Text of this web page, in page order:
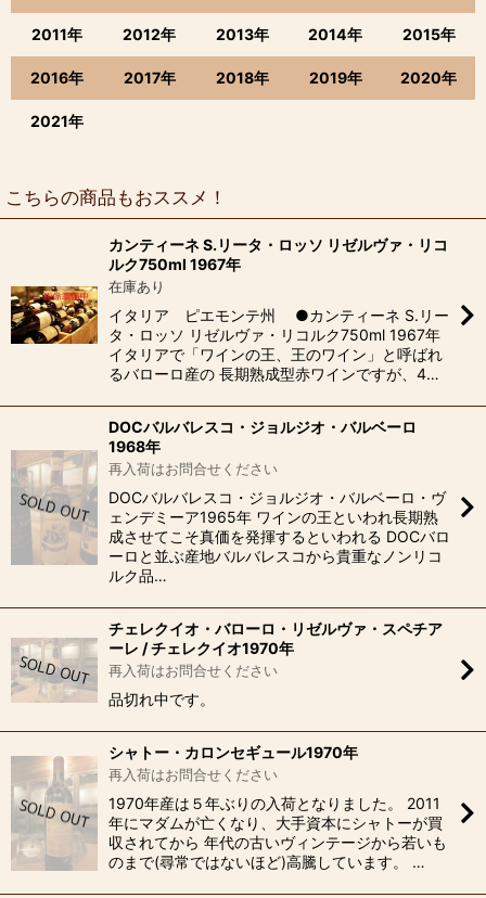
2011年 2012年 2013年 2014年 2015年
2016年 2017年 2018年 2019年 2020年
2021年
こちらの商品もおススメ！
カンティーネ S.リータ・ロッソ リゼルヴァ・リコ
ルク750ml 1967年
在庫あり
イタリア ピエモンテ州 ●カンティーネ S.リー
タ・ロッソ リゼルヴァ・リコルク750ml 1967年
イタリアで「ワインの王、王のワイン」と呼ばれ
るバローロ産の 長期熟成型赤ワインですが、4…
DOCバルバレスコ・ジョルジオ・バルベーロ
1968年
再入荷はお問合せください
DOCバルバレスコ・ジョルジオ・バルベーロ・ヴ
ェンデミーア1965年 ワインの王といわれ長期熟
成させてこそ真価を発揮するといわれる DOCバロ
ーロと並ぶ産地バルバレスコから貴重なノンリコ
ルク品…
チェレクイオ・バローロ・リゼルヴァ・スペチア
ーレ / チェレクイオ1970年
再入荷はお問合せください
品切れ中です。
シャトー・カロンセギュール1970年
再入荷はお問合せください
1970年産は５年ぶりの入荷となりました。 2011
年にマダムが亡くなり、大手資本にシャトーが買
収されてから 年代の古いヴィンテージから若いも
のまで(尋常ではないほど)高騰しています。 …